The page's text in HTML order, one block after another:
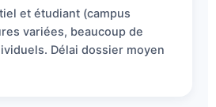
et étudiant (campus
variées, beaucoup de
Délai dossier moyen